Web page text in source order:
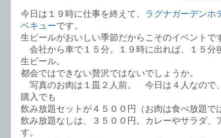
今日は１９時に仕事を終えて、 ラグナガーデンホ
ベキューです。
生ビールがおいしい季節だからこそのイベントで
会社から車で１５分。１９時に出れば、１５分
生ビール。
都会ではできない贅沢ではないでしょうか。
写真のお肉は１皿２人前。 今日は４人なので
購入でも
飲み放題セットが４５００円（お肉は食べ放題で
飲み放題なしは、３５００円。カレーやサラダ、
す。